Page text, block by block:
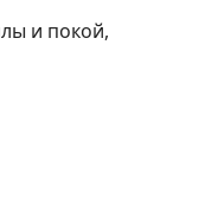
и покой,